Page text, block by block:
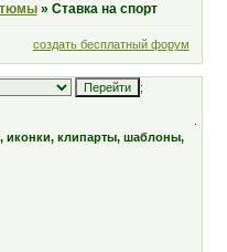
» Ставка на спорт
создать бесплатный форум
;
иконки, клипарты, шаблоны,